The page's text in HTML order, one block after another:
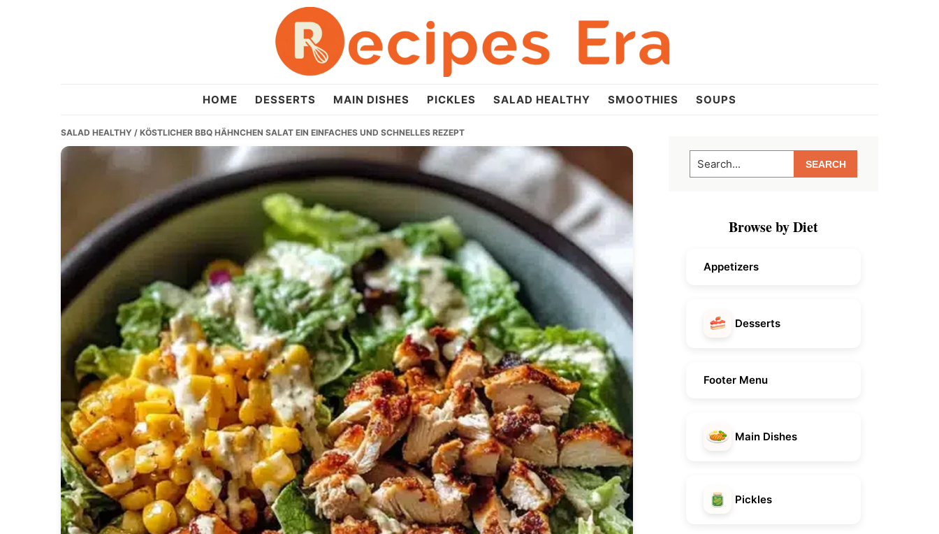
recipesera.com
HOME DESSERTS MAIN DISHES PICKLES SALAD HEALTHY SMOOTHIES SOUPS
SALAD HEALTHY / KÖSTLICHER BBQ HÄHNCHEN SALAT EIN EINFACHES UND SCHNELLES REZEPT Primary
Sidebar
Search...
Browse by Diet
Appetizers
Desserts
Footer Menu
Main Dishes
Pickles